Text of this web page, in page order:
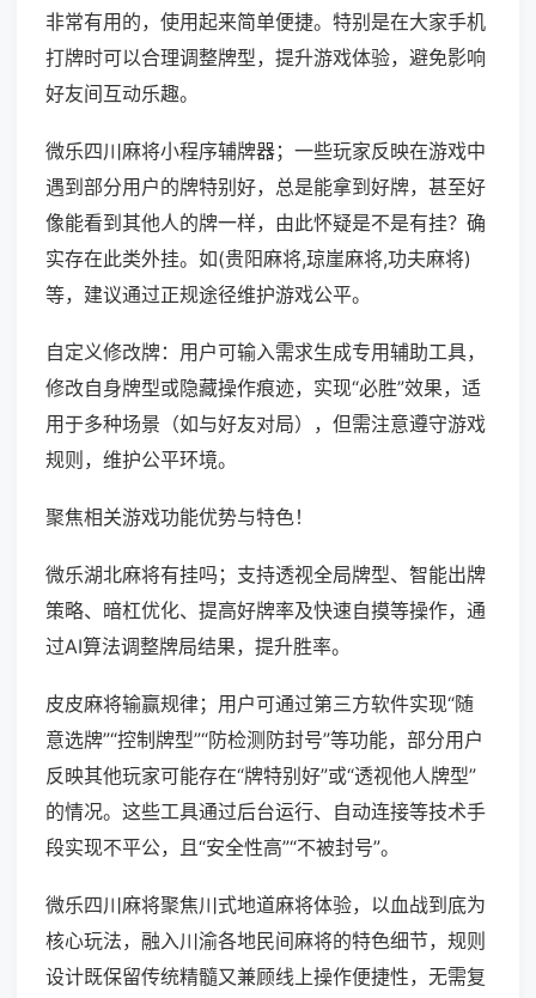
非常有用的，使用起来简单便捷。特别是在大家手机
打牌时可以合理调整牌型，提升游戏体验，避免影响
好友间互动乐趣。
微乐四川麻将小程序辅牌器；一些玩家反映在游戏中
遇到部分用户的牌特别好，总是能拿到好牌，甚至好
像能看到其他人的牌一样，由此怀疑是不是有挂？确
实存在此类外挂。如(贵阳麻将,琼崖麻将,功夫麻将)
等，建议通过正规途径维护游戏公平。
自定义修改牌：用户可输入需求生成专用辅助工具，
修改自身牌型或隐藏操作痕迹，实现“必胜”效果，适
用于多种场景（如与好友对局），但需注意遵守游戏
规则，维护公平环境。
聚焦相关游戏功能优势与特色！
微乐湖北麻将有挂吗；支持透视全局牌型、智能出牌
策略、暗杠优化、提高好牌率及快速自摸等操作，通
过AI算法调整牌局结果，提升胜率。
皮皮麻将输赢规律；用户可通过第三方软件实现“随
意选牌”“控制牌型”“防检测防封号”等功能，部分用户
反映其他玩家可能存在“牌特别好”或“透视他人牌型”
的情况。这些工具通过后台运行、自动连接等技术手
段实现不平公，且“安全性高”“不被封号”。
微乐四川麻将聚焦川式地道麻将体验，以血战到底为
核心玩法，融入川渝各地民间麻将的特色细节，规则
设计既保留传统精髓又兼顾线上操作便捷性，无需复